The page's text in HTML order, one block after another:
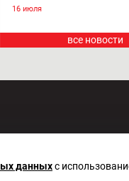
16 июля
все новости
20.07.2018.
данныхс